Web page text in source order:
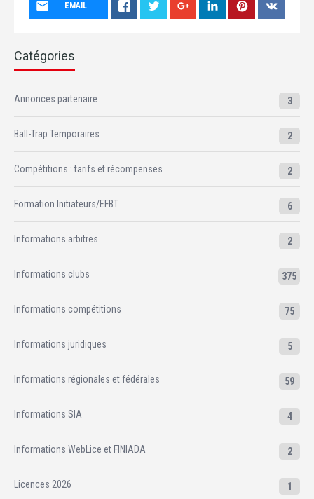
EMAIL
Catégories
Annonces partenaire 3
Ball-Trap Temporaires 2
Compétitions : tarifs et récompenses 2
Formation Initiateurs/EFBT 6
Informations arbitres 2
Informations clubs 375
Informations compétitions 75
Informations juridiques 5
Informations régionales et fédérales 59
Informations SIA 4
Informations WebLice et FINIADA 2
Licences 2026 1